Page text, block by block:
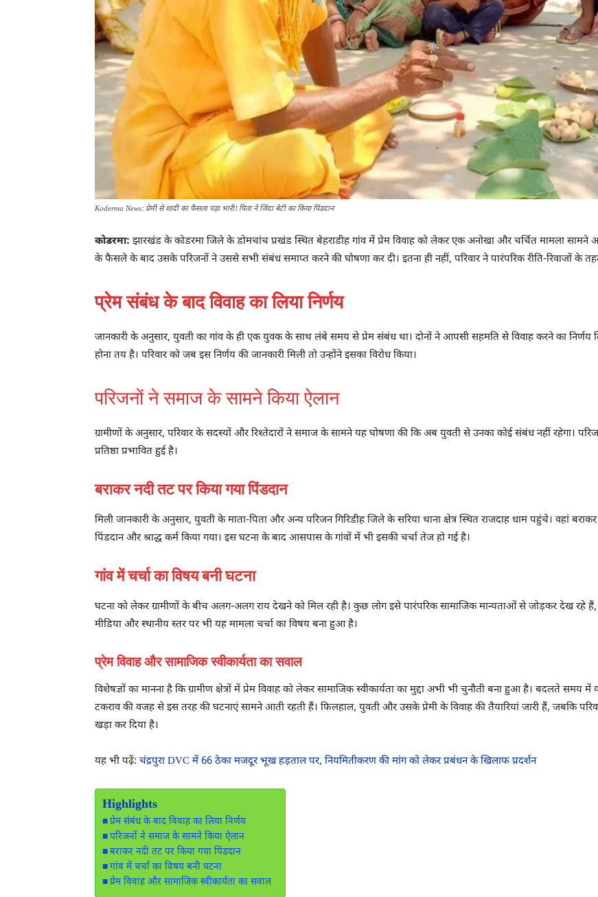
Koderma News: प्रेमी से शादी का फैसला पड़ा भारी! पिता ने जिंदा बेटी का किया पिंडदान
कोडरमा: झारखंड के कोडरमा जिले के डोमचांच प्रखंड स्थित बेहराडीह गांव में प्रेम विवाह को लेकर एक अनोखा और चर्चित मामला सामने
के फैसले के बाद उसके परिजनों ने उससे सभी संबंध समाप्त करने की घोषणा कर दी। इतना ही नहीं, परिवार ने पारंपरिक रीति-रिवाजों के
प्रेम संबंध के बाद विवाह का लिया निर्णय
जानकारी के अनुसार, युवती का गांव के ही एक युवक के साथ लंबे समय से प्रेम संबंध था। दोनों ने आपसी सहमति से विवाह करने का निर्णय
होना तय है। परिवार को जब इस निर्णय की जानकारी मिली तो उन्होंने इसका विरोध किया।
परिजनों ने समाज के सामने किया ऐलान
ग्रामीणों के अनुसार, परिवार के सदस्यों और रिश्तेदारों ने समाज के सामने यह घोषणा की कि अब युवती से उनका कोई संबंध नहीं रहेगा।
प्रतिष्ठा प्रभावित हुई है।
बराकर नदी तट पर किया गया पिंडदान
मिली जानकारी के अनुसार, युवती के माता-पिता और अन्य परिजन गिरिडीह जिले के सरिया थाना क्षेत्र स्थित राजदाह धाम पहुंचे। वहां बराकर
पिंडदान और श्राद्ध कर्म किया गया। इस घटना के बाद आसपास के गांवों में भी इसकी चर्चा तेज हो गई है।
गांव में चर्चा का विषय बनी घटना
घटना को लेकर ग्रामीणों के बीच अलग-अलग राय देखने को मिल रही है। कुछ लोग इसे पारंपरिक सामाजिक मान्यताओं से जोड़कर देख रहे
मीडिया और स्थानीय स्तर पर भी यह मामला चर्चा का विषय बना हुआ है।
प्रेम विवाह और सामाजिक स्वीकार्यता का सवाल
विशेषज्ञों का मानना है कि ग्रामीण क्षेत्रों में प्रेम विवाह को लेकर सामाजिक स्वीकार्यता का मुद्दा अभी भी चुनौती बना हुआ है। बदलते
टकराव की वजह से इस तरह की घटनाएं सामने आती रहती हैं। फिलहाल, युवती और उसके प्रेमी के विवाह की तैयारियां जारी हैं, जबकि
खड़ा कर दिया है।
यह भी पढ़ें: चंद्रपुरा DVC में 66 ठेका मजदूर भूख हड़ताल पर, नियमितीकरण की मांग को लेकर प्रबंधन के खिलाफ प्रदर्शन
Highlights
प्रेम संबंध के बाद विवाह का लिया निर्णय
परिजनों ने समाज के सामने किया ऐलान
बराकर नदी तट पर किया गया पिंडदान
गांव में चर्चा का विषय बनी घटना
प्रेम विवाह और सामाजिक स्वीकार्यता का सवाल